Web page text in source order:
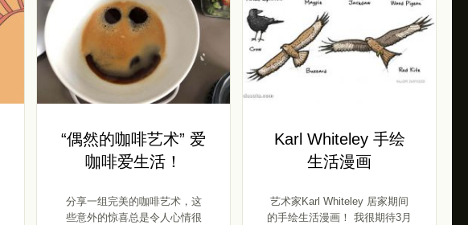
“偶然的咖啡艺术” 爱
咖啡爱生活！
分享一组完美的咖啡艺术，这
些意外的惊喜总是令人心情很
Karl Whiteley 手绘
生活漫画
艺术家Karl Whiteley 居家期间
的手绘生活漫画！ 我很期待3月